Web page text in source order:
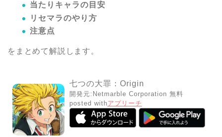
当たりキャラの目安
リセマラのやり方
注意点
をまとめて解説します。
七つの大罪：Origin
開発元: Netmarble Corporation 無料
posted withアプリーチ